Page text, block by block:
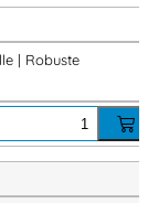
| Robuste